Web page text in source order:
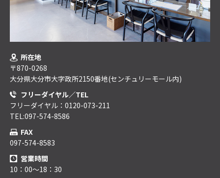
所在地
〒870-0268
大分県大分市大字政所2150番地(センチュリーモール内)
フリーダイヤル／TEL
フリーダイヤル：0120-073-211
TEL:097-574-8586
FAX
097-574-8583
営業時間
10：00～18：30